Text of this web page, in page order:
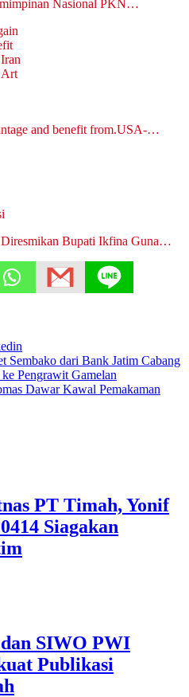
Nasional PKN…
and benefit from.USA-…
Bupati Ikfina Guna…
Sembako dari Bank Jatim Cabang
Pengrawit Gamelan
Dawar Kawal Pemakaman
PT Timah, Yonif
Siagakan
SIWO PWI
Publikasi